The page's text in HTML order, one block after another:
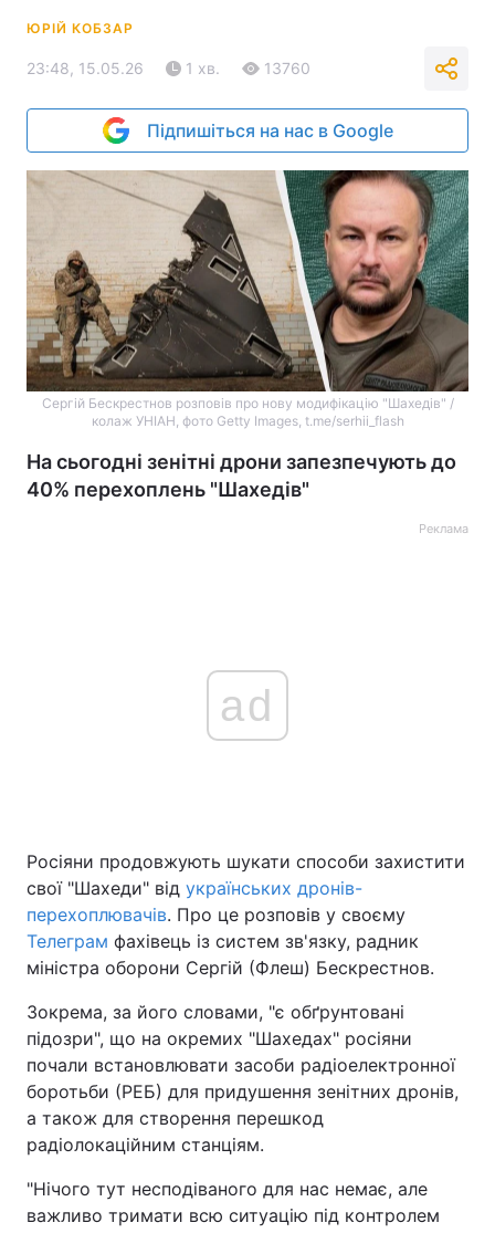
ЮРІЙ КОБЗАР
23:48, 15.05.26 1 хв. 13760
Підпишіться на нас в Google
Сергій Бескрестнов розповів про нову модифікацію "Шахедів" /
колаж УНІАН, фото Getty Images, t.me/serhii_flash
На сьогодні зенітні дрони запезпечують до
40% перехоплень "Шахедів"
Реклама
ad
Росіяни продовжують шукати способи захистити
свої "Шахеди" від українських дронів-
перехоплювачів. Про це розповів у своєму
Телеграм фахівець із систем зв'язку, радник
міністра оборони Сергій (Флеш) Бескрестнов.
Зокрема, за його словами, "є обґрунтовані
підозри", що на окремих "Шахедах" росіяни
почали встановлювати засоби радіоелектронної
боротьби (РЕБ) для придушення зенітних дронів,
а також для створення перешкод
радіолокаційним станціям.
"Нічого тут несподіваного для нас немає, але
важливо тримати всю ситуацію під контролем